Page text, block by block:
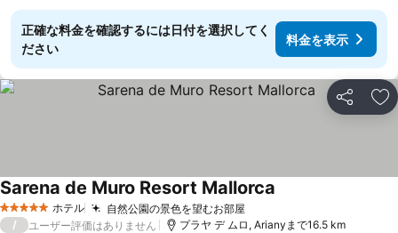
正確な料金を確認するには日付を選択してく
ださい
料金を表示
シェア お
5 ホテルのランク
ホテル 自然公園の景色を望むお部屋料金を表示
Sarena de Muro Resort Mallorca
/ ユーザー評価はありません プラヤ デ ムロ, Arianyまで16.5 km